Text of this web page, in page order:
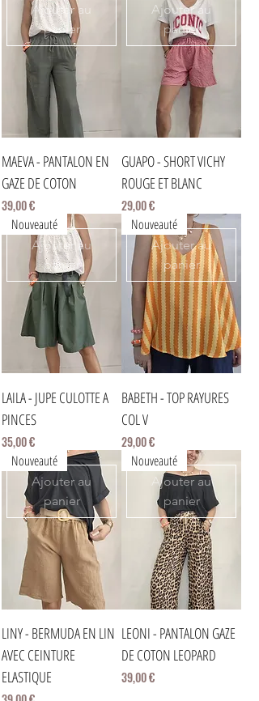
Ajouter au
panier
MAEVA - PANTALON EN
GAZE DE COTON
Prix
39,00 €
Ajouter au
panier
GUAPO - SHORT VICHY
ROUGE ET BLANC
Prix
29,00 €
Ajouter au
panier
Nouveauté
LAILA - JUPE CULOTTE A
PINCES
Prix
35,00 €
Ajouter au
panier
Nouveauté
BABETH - TOP RAYURES
COL V
Prix
29,00 €
Ajouter au
panier
Nouveauté
LINY - BERMUDA EN LIN
AVEC CEINTURE
ELASTIQUE
Ajouter au
panier
Nouveauté
LEONI - PANTALON GAZE
DE COTON LEOPARD
Prix
39,00 €